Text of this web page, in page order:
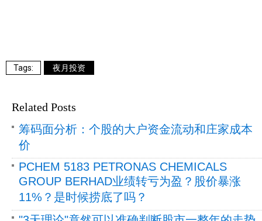
夜月投资
Related Posts
筹码面分析：个股的大户资金流动和庄家成本
价
PCHEM 5183 PETRONAS CHEMICALS
GROUP BERHAD业绩转亏为盈？股价暴涨
11%？是时候捞底了吗？